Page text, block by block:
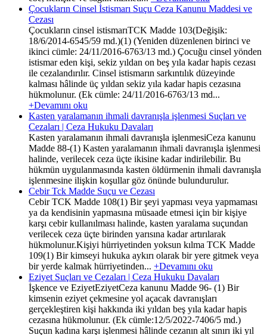
Çocukların Cinsel İstismarı Suçu Ceza Kanunu Maddesi ve
Cezası
Çocukların cinsel istismarıTCK Madde 103(Değişik:
18/6/2014-6545/59 md.)(1) (Yeniden düzenlenen birinci ve
ikinci cümle: 24/11/2016-6763/13 md.) Çocuğu cinsel yönden
istismar eden kişi, sekiz yıldan on beş yıla kadar hapis cezası
ile cezalandırılır. Cinsel istismarın sarkıntılık düzeyinde
kalması hâlinde üç yıldan sekiz yıla kadar hapis cezasına
hükmolunur. (Ek cümle: 24/11/2016-6763/13 md...
+Devamını oku
Kasten yaralamanın ihmali davranışla işlenmesi Suçları ve
Cezaları | Ceza Hukuku Davaları
Kasten yaralamanın ihmali davranışla işlenmesiCeza kanunu
Madde 88-(1) Kasten yaralamanın ihmali davranışla işlenmesi
halinde, verilecek ceza üçte ikisine kadar indirilebilir. Bu
hükmün uygulanmasında kasten öldürmenin ihmali davranışla
işlenmesine ilişkin koşullar göz önünde bulundurulur.
Cebir Tck Madde Suçu ve Cezası
Cebir TCK Madde 108(1) Bir şeyi yapması veya yapmaması
ya da kendisinin yapmasına müsaade etmesi için bir kişiye
karşı cebir kullanılması halinde, kasten yaralama suçundan
verilecek ceza üçte birinden yarısına kadar artırılarak
hükmolunur.Kişiyi hürriyetinden yoksun kılma TCK Madde
109(1) Bir kimseyi hukuka aykırı olarak bir yere gitmek veya
bir yerde kalmak hürriyetinden... +Devamını oku
Eziyet Suçları ve Cezaları | Ceza Hukuku Davaları
İşkence ve EziyetEziyetCeza kanunu Madde 96- (1) Bir
kimsenin eziyet çekmesine yol açacak davranışları
gerçekleştiren kişi hakkında iki yıldan beş yıla kadar hapis
cezasına hükmolunur. (Ek cümle:12/5/2022-7406/5 md.)
Suçun kadına karşı işlenmesi hâlinde cezanın alt sınırı iki yıl